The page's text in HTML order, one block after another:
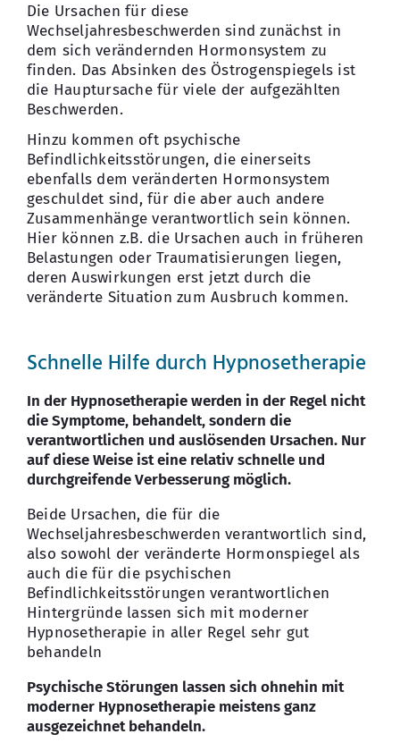
Die Ursachen für diese
Wechseljahresbeschwerden sind zunächst in
dem sich verändernden Hormonsystem zu
finden. Das Absinken des Östrogenspiegels ist
die Hauptursache für viele der aufgezählten
Beschwerden.
Hinzu kommen oft psychische
Befindlichkeitsstörungen, die einerseits
ebenfalls dem veränderten Hormonsystem
geschuldet sind, für die aber auch andere
Zusammenhänge verantwortlich sein können.
Hier können z.B. die Ursachen auch in früheren
Belastungen oder Traumatisierungen liegen,
deren Auswirkungen erst jetzt durch die
veränderte Situation zum Ausbruch kommen.
Schnelle Hilfe durch Hypnosetherapie
In der Hypnosetherapie werden in der Regel nicht
die Symptome, behandelt, sondern die
verantwortlichen und auslösenden Ursachen. Nur
auf diese Weise ist eine relativ schnelle und
durchgreifende Verbesserung möglich.
Beide Ursachen, die für die
Wechseljahresbeschwerden verantwortlich sind,
also sowohl der veränderte Hormonspiegel als
auch die für die psychischen
Befindlichkeitsstörungen verantwortlichen
Hintergründe lassen sich mit moderner
Hypnosetherapie in aller Regel sehr gut
behandeln
Psychische Störungen lassen sich ohnehin mit
moderner Hypnosetherapie meistens ganz
ausgezeichnet behandeln.